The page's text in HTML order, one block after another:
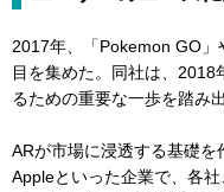
2017年、「Pokemon GO
目を集めた。同社は、2018
るための重要な一歩を踏み
ARが市場に浸透する基礎を
Appleといった企業で、各